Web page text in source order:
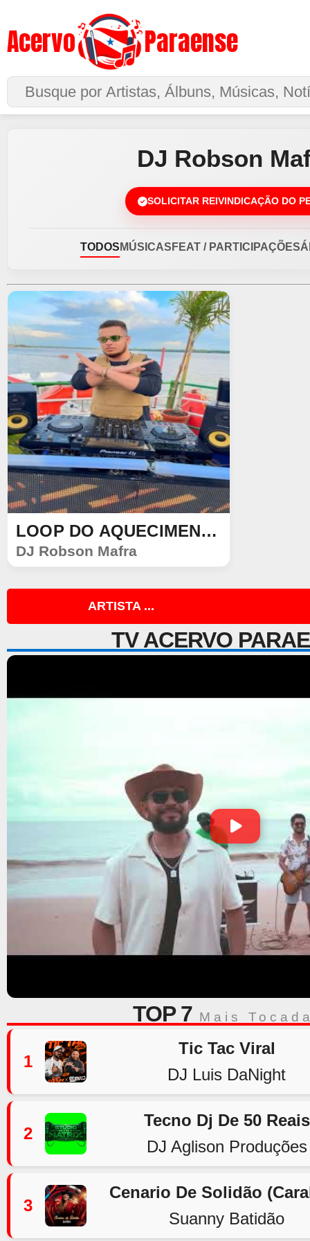
Acervo Paraense
Buscar no Site
DJ Robson
SOLICITAR REIVINDICAÇÃO DO
TODOS MÚSICAS FEAT / PARTICIPAÇÕES
SINGLE
660
104
LOOP DO AQUECIMENTO 2025
DJ Robson Mafra
ARTISTA ...
TV ACERVO
TOP 7 Mais
1
Tic Tac Viral
DJ Luis DaNight
2
Tecno Dj De 50 Reais
DJ Aglison Produções
3
Cenario De Solidão
Suanny Batidão